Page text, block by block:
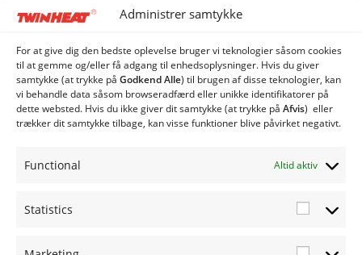
Administrer samtykke
For at give dig den bedste oplevelse bruger vi teknologier såsom cookies
til at gemme og/eller få adgang til enhedsoplysninger. Hvis du giver
samtykke (at trykke på Godkend Alle) til brugen af ​​disse teknologier, kan
vi behandle data såsom browseradfærd eller unikke identifikatorer på
dette websted. Hvis du ikke giver dit samtykke (at trykke på Afvis) eller
trækker dit samtykke tilbage, kan visse funktioner blive påvirket negativt.
Functional Altid aktiv
Statistics
brænder
Ekstraudstyr og tilbehør
EL
Kedel
Combi Anlæg
Industri Anlæg